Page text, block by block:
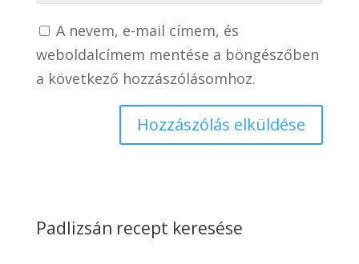
A nevem, e-mail címem, és
weboldalcímem mentése a böngészőben
a következő hozzászólásomhoz.
Padlizsán recept keresése